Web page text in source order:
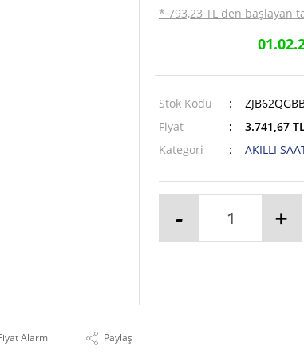
Alarmı Paylaş
* 793,23 TL den başlayan
Stok Kodu
Fiyat
3.741,67
Kategori
AKILLI
- +